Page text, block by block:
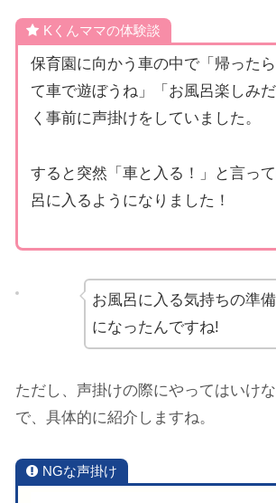
Kくんママの体験談
保育園に向かう車の中で「帰った
て車で遊ぼうね」「お風呂楽しみ
く事前に声掛けをしていました。
すると突然「車と入る！」と言っ
呂に入るようになりました！
お風呂に入る気持ちの準
になったんですね!
ただし、声掛けの際にやってはいけ
で、具体的に紹介しますね。
NGな声掛け